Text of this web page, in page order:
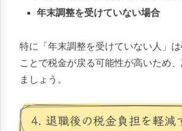
年末調整を受けていない場合
特に「年末調整を受けていない人」
ことで税金が戻る可能性が高いため
ましょう。
4. 退職後の税金負担を軽減